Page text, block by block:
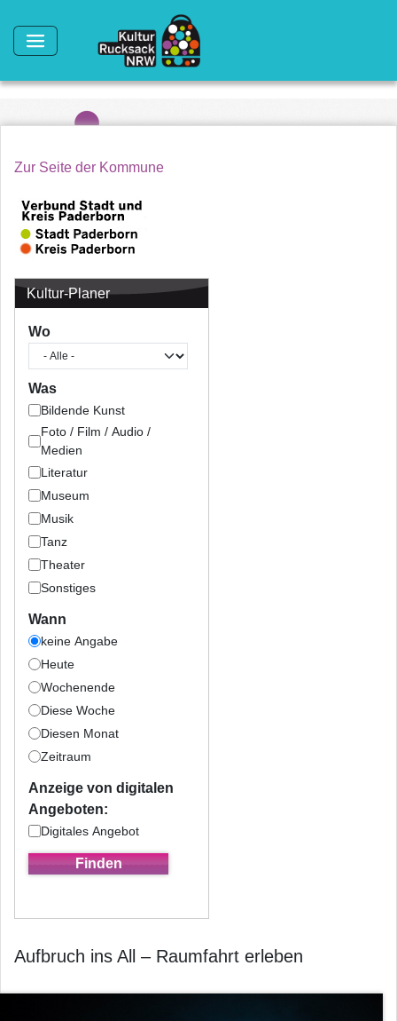
Zur Seite der Kommune
Kultur-Planer
Wo
Was
Bildende Kunst
Foto / Film / Audio /
Medien
Literatur
Museum
Musik
Tanz
Theater
Sonstiges
Wann
keine Angabe
Heute
Wochenende
Diese Woche
Diesen Monat
Zeitraum
Anzeige von digitalen
Angeboten:
Digitales Angebot
Aufbruch ins All – Raumfahrt erleben